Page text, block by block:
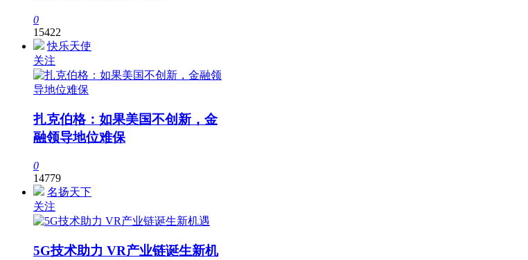
0
15422
快乐天使
关注
扎克伯格：如果美国不创新，金
融领导地位难保
0
14779
名扬天下
关注
5G技术助力 VR产业链诞生新机